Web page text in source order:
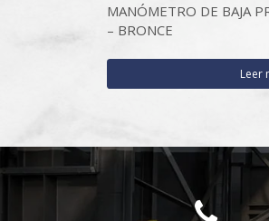
MANÓMETRO DE BAJA
– BRONCE
Leer